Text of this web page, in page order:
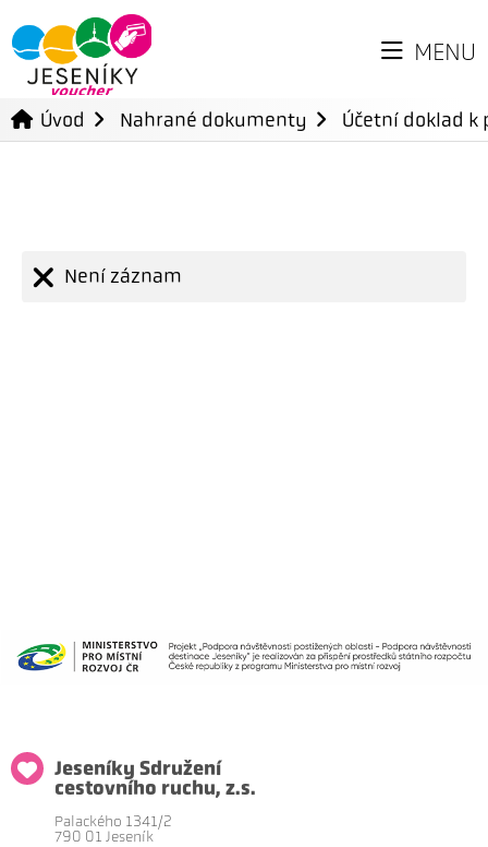
MENU
Úvod Nahrané dokumenty Účetní doklad
Není záznam
Jeseníky Sdružení
cestovního ruchu, z.s.
Palackého 1341/2
790 01 Jeseník